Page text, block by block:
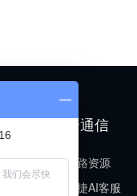
云通信
线路资源
小捷AI客服